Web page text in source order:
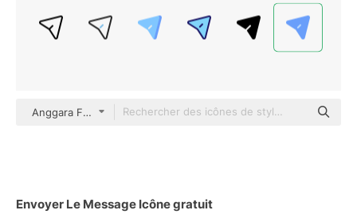
Anggara Flat
Envoyer Le Message Icône gratuit